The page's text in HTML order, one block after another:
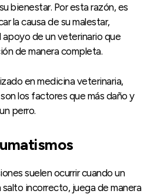
bienestar. Por esta razón, es
la causa de su malestar,
de un veterinario que
de manera completa.
en medicina veterinaria,
los factores que más daño y
perro.
suelen ocurrir cuando un
salto incorrecto, juega de manera